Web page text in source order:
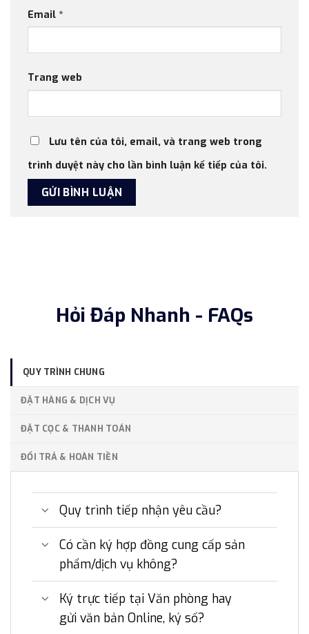
Email *
Trang web
Lưu tên của tôi, email, và trang web trong
trình duyệt này cho lần bình luận kế tiếp của tôi.
Hỏi Đáp Nhanh - FAQs
QUY TRÌNH CHUNG
ĐẶT HÀNG & DỊCH VỤ
ĐẶT CỌC & THANH TOÁN
ĐỔI TRẢ & HOÀN TIỀN
Quy trình tiếp nhận yêu cầu?
Có cần ký hợp đồng cung cấp sản
phẩm/dịch vụ không?
Ký trực tiếp tại Văn phòng hay
gửi văn bản Online, ký số?